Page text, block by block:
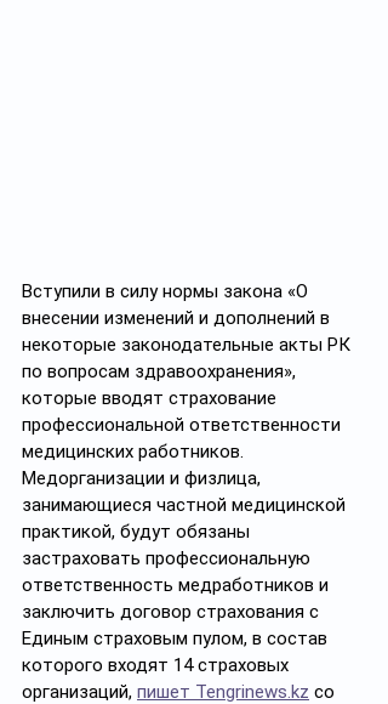
Вступили в силу нормы закона «О
внесении изменений и дополнений в
некоторые законодательные акты РК
по вопросам здравоохранения»,
которые вводят страхование
профессиональной ответственности
медицинских работников.
Медорганизации и физлица,
занимающиеся частной медицинской
практикой, будут обязаны
застраховать профессиональную
ответственность медработников и
заключить договор страхования с
Единым страховым пулом, в состав
которого входят 14 страховых
организаций, пишет Tengrinews.kz со